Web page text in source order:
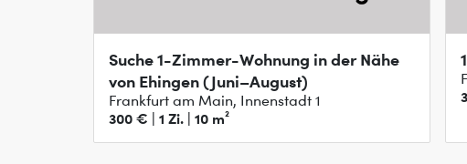
Suche 1-Zimmer-Wohnung in der Nähe
von Ehingen (Juni–August)
Frankfurt am Main, Innenstadt 1
300 € | 1 Zi. | 10 m²